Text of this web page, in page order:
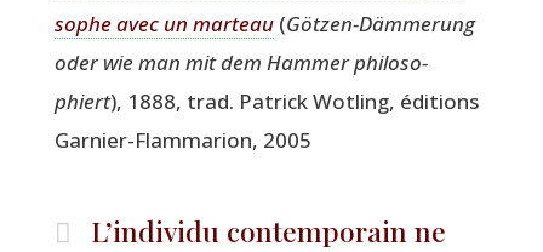
sophe avec un mar­teau(Göt­zen-Däm­me­rung
oder wie man mit dem Ham­mer phi­lo­so­
phiert), 1888, trad. Patrick Wot­ling, édi­tions
Gar­nier-Flam­ma­rion, 2005
L’individu contemporain ne